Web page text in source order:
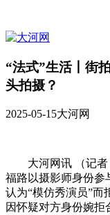
“法式”生活丨街
头拍摄？
2025-05-15大河网
大河网讯 （记
福路以摄影师身份参
认为“模仿秀演员”而
因怀疑对方身份婉拒